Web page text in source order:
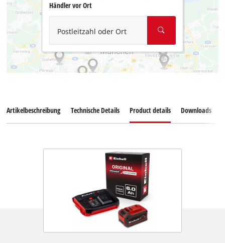
Händler vor Ort
Postleitzahl oder Ort
Artikelbeschreibung Technische Details Product details Downloads